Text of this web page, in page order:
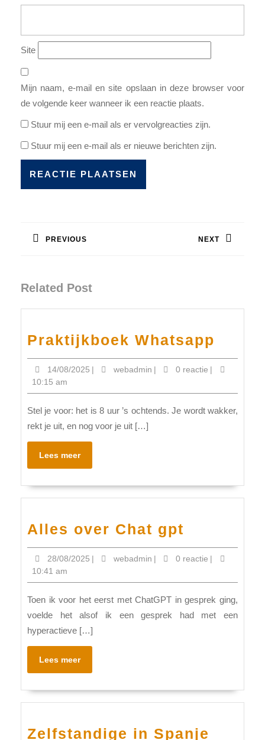
Site
Mijn naam, e-mail en site opslaan in deze browser voor
de volgende keer wanneer ik een reactie plaats.
Stuur mij een e-mail als er vervolgreacties zijn.
Stuur mij een e-mail als er nieuwe berichten zijn.
navigatie
PREVIOUS NEXT
Related Post
Praktijkboek Whatsapp
14/08/202514/08/2025
| webadminwebadmin
| 0 reactie |
10:15 am
Stel je voor: het is 8 uur ’s ochtends. Je wordt wakker,
rekt je uit, en nog voor je uit […]
Lees meerLees
meer
Alles over Chat gpt
over
Chat
gpt
28/08/202528/08/2025
| webadminwebadmin
| 0 reactie |
10:41 am
Toen ik voor het eerst met ChatGPT in gesprek ging,
voelde het alsof ik een gesprek had met een
hyperactieve […]
Lees meerLees
meer
Zelfstandige in Spanje